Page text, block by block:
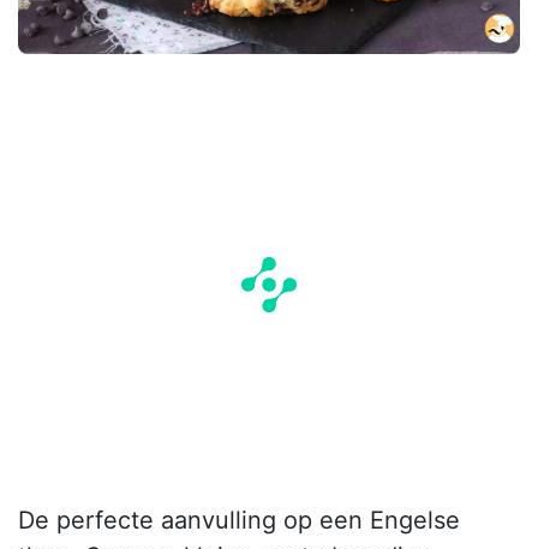
De perfecte aanvulling op een Engelse